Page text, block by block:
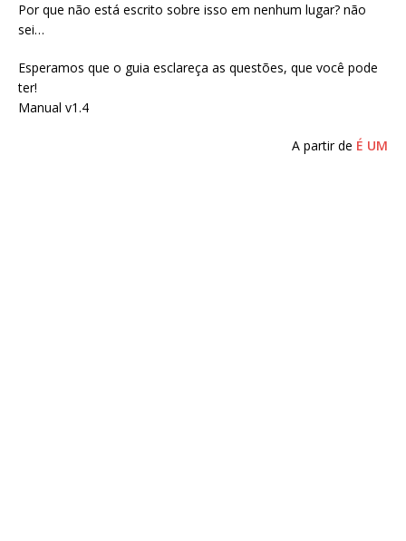
Por que não está escrito sobre isso em nenhum lugar? não
sei…
Esperamos que o guia esclareça as questões, que você pode
ter!
Manual v1.4
A partir de É UM